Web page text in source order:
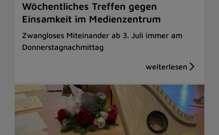
Wöchentliches Treffen gegen
Einsamkeit im Medienzentrum
Zwangloses Miteinander ab 3. Juli immer am
Donnerstagnachmittag